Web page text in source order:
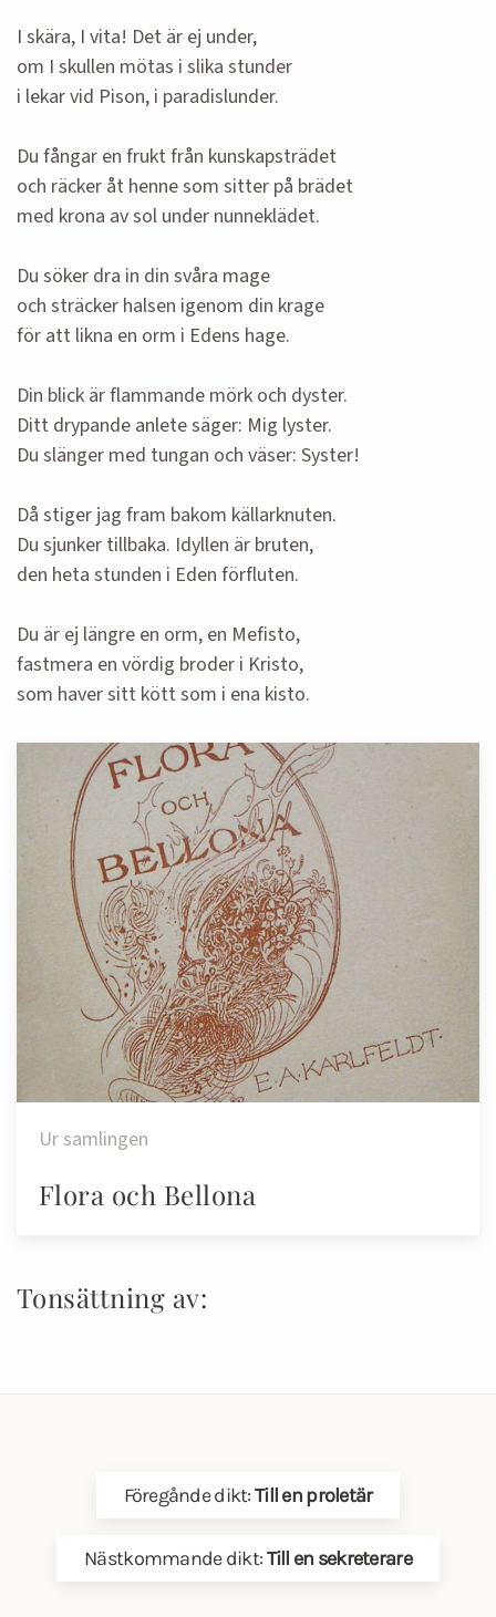
I skära, I vita! Det är ej under,
om I skullen mötas i slika stunder
i lekar vid Pison, i paradislunder.
Du fångar en frukt från kunskapsträdet
och räcker åt henne som sitter på brädet
med krona av sol under nunneklädet.
Du söker dra in din svåra mage
och sträcker halsen igenom din krage
för att likna en orm i Edens hage.
Din blick är flammande mörk och dyster.
Ditt drypande anlete säger: Mig lyster.
Du slänger med tungan och väser: Syster!
Då stiger jag fram bakom källarknuten.
Du sjunker tillbaka. Idyllen är bruten,
den heta stunden i Eden förfluten.
Du är ej längre en orm, en Mefisto,
fastmera en vördig broder i Kristo,
som haver sitt kött som i ena kisto.
Ur samlingen
Flora och Bellona
Tonsättning av:
Föregånde dikt:Till en proletär
Nästkommande dikt:Till en sekreterare